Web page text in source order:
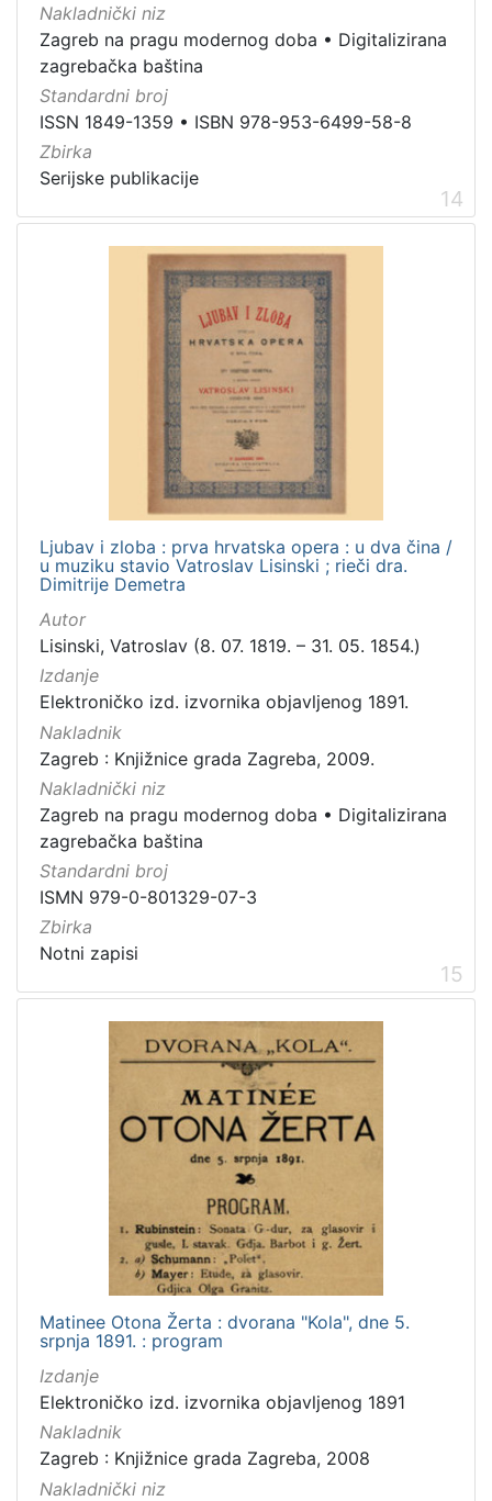
Nakladnički niz
Zagreb na pragu modernog doba • Digitalizirana
zagrebačka baština
Standardni broj
ISSN 1849-1359 • ISBN 978-953-6499-58-8
Zbirka
Serijske publikacije
14
Ljubav i zloba : prva hrvatska opera : u dva čina /
u muziku stavio Vatroslav Lisinski ; rieči dra.
Dimitrije Demetra
Autor
Lisinski, Vatroslav (8. 07. 1819. – 31. 05. 1854.)
Izdanje
Elektroničko izd. izvornika objavljenog 1891.
Nakladnik
Zagreb : Knjižnice grada Zagreba, 2009.
Nakladnički niz
Zagreb na pragu modernog doba • Digitalizirana
zagrebačka baština
Standardni broj
ISMN 979-0-801329-07-3
Zbirka
Notni zapisi
15
Matinee Otona Žerta : dvorana "Kola", dne 5.
srpnja 1891. : program
Izdanje
Elektroničko izd. izvornika objavljenog 1891
Nakladnik
Zagreb : Knjižnice grada Zagreba, 2008
Nakladnički niz